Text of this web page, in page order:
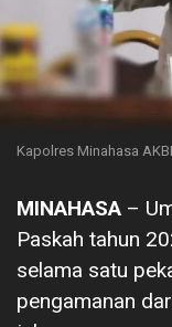
Kapolres Minahasa
MINAHASA –
Paskah tahun
selama satu
pengamanan